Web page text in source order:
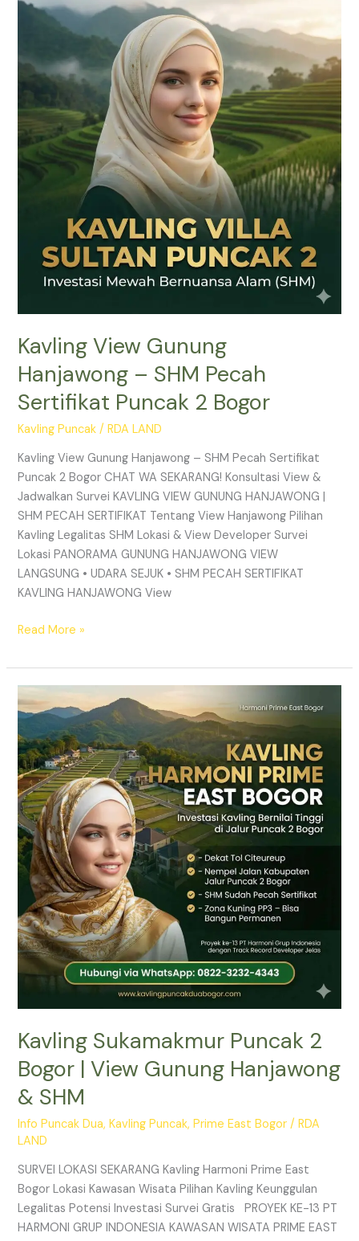
Kavling View Gunung
Hanjawong – SHM Pecah
Sertifikat Puncak 2 Bogor
Kavling Puncak /RDA LAND
Kavling View Gunung Hanjawong – SHM Pecah Sertifikat
Puncak 2 Bogor CHAT WA SEKARANG! Konsultasi View &
Jadwalkan Survei KAVLING VIEW GUNUNG HANJAWONG |
SHM PECAH SERTIFIKAT Tentang View Hanjawong Pilihan
Kavling Legalitas SHM Lokasi & View Developer Survei
Lokasi PANORAMA GUNUNG HANJAWONG VIEW
LANGSUNG • UDARA SEJUK • SHM PECAH SERTIFIKAT
KAVLING HANJAWONG View
Hanjawong
Pecah
Sertifikat
Puncak
Read More »
Kavling Sukamakmur Puncak 2
Bogor | View Gunung Hanjawong
& SHM
Info Puncak Dua,Kavling Puncak,Prime East Bogor /RDA
LAND
SURVEI LOKASI SEKARANG Kavling Harmoni Prime East
Bogor Lokasi Kawasan Wisata Pilihan Kavling Keunggulan
Legalitas Potensi Investasi Survei Gratis PROYEK KE-13 PT
HARMONI GRUP INDONESIA KAWASAN WISATA PRIME EAST
Kavling
Sukamakmur
Puncak
2
Bogor
|
View
Gunung
Hanjawong
&
SHM